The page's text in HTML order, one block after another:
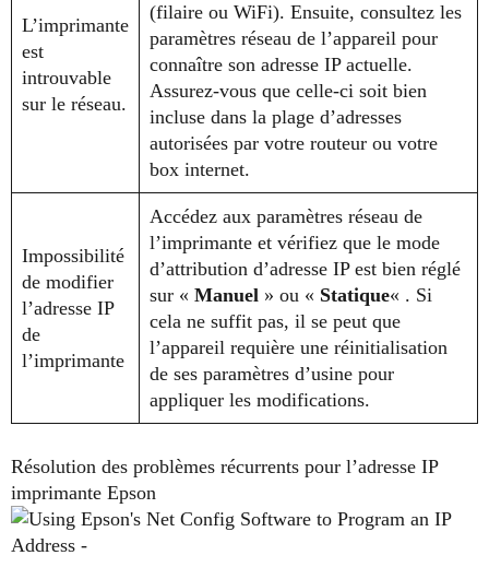
L’imprimante
est
introuvable
sur le réseau.
(filaire ou WiFi). Ensuite, consultez les
paramètres réseau de l’appareil pour
connaître son adresse IP actuelle.
Assurez-vous que celle-ci soit bien
incluse dans la plage d’adresses
autorisées par votre routeur ou votre
box internet.
Impossibilité
de modifier
l’adresse IP
de
l’imprimante
Accédez aux paramètres réseau de
l’imprimante et vérifiez que le mode
d’attribution d’adresse IP est bien réglé
sur « Manuel » ou « Statique« . Si
cela ne suffit pas, il se peut que
l’appareil requière une réinitialisation
de ses paramètres d’usine pour
appliquer les modifications.
Résolution des problèmes récurrents pour l’adresse IP
imprimante Epson